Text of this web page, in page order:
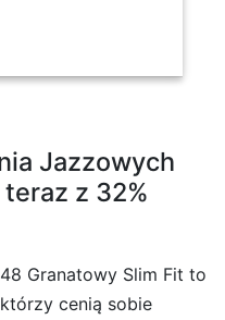
Jazzowych
z 32%
Granatowy Slim Fit to
cenią sobie